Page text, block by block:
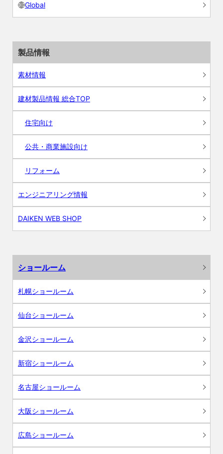
Global
製品情報
素材情報
建材製品情報 総合TOP
住宅向け
公共・商業施設向け
リフォーム
エンジニアリング情報
DAIKEN WEB SHOP
ショールーム
札幌ショールーム
仙台ショールーム
金沢ショールーム
新宿ショールーム
名古屋ショールーム
大阪ショールーム
広島ショールーム